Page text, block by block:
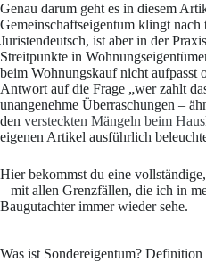
Genau darum geht es in diesem
Gemeinschaftseigentum klingt nach
Juristendeutsch, ist aber in der
Streitpunkte in
beim Wohnungskauf nicht aufpasst
Antwort auf die Frage „wer zahlt
unangenehme Überraschungen –
den versteckten Mängeln beim
eigenen Artikel ausführlich
Hier bekommst du eine
– mit allen Grenzfällen, die ich in
Baugutachter immer wieder sehe.
Was ist Sondereigentum?